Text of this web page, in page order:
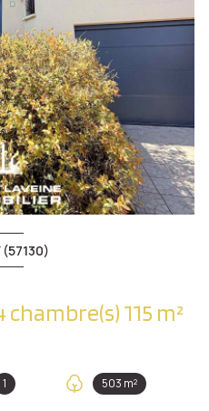
(57130)
Maison 6 pièce(s) 4 chambre(s) 115 m²
1 503 m²